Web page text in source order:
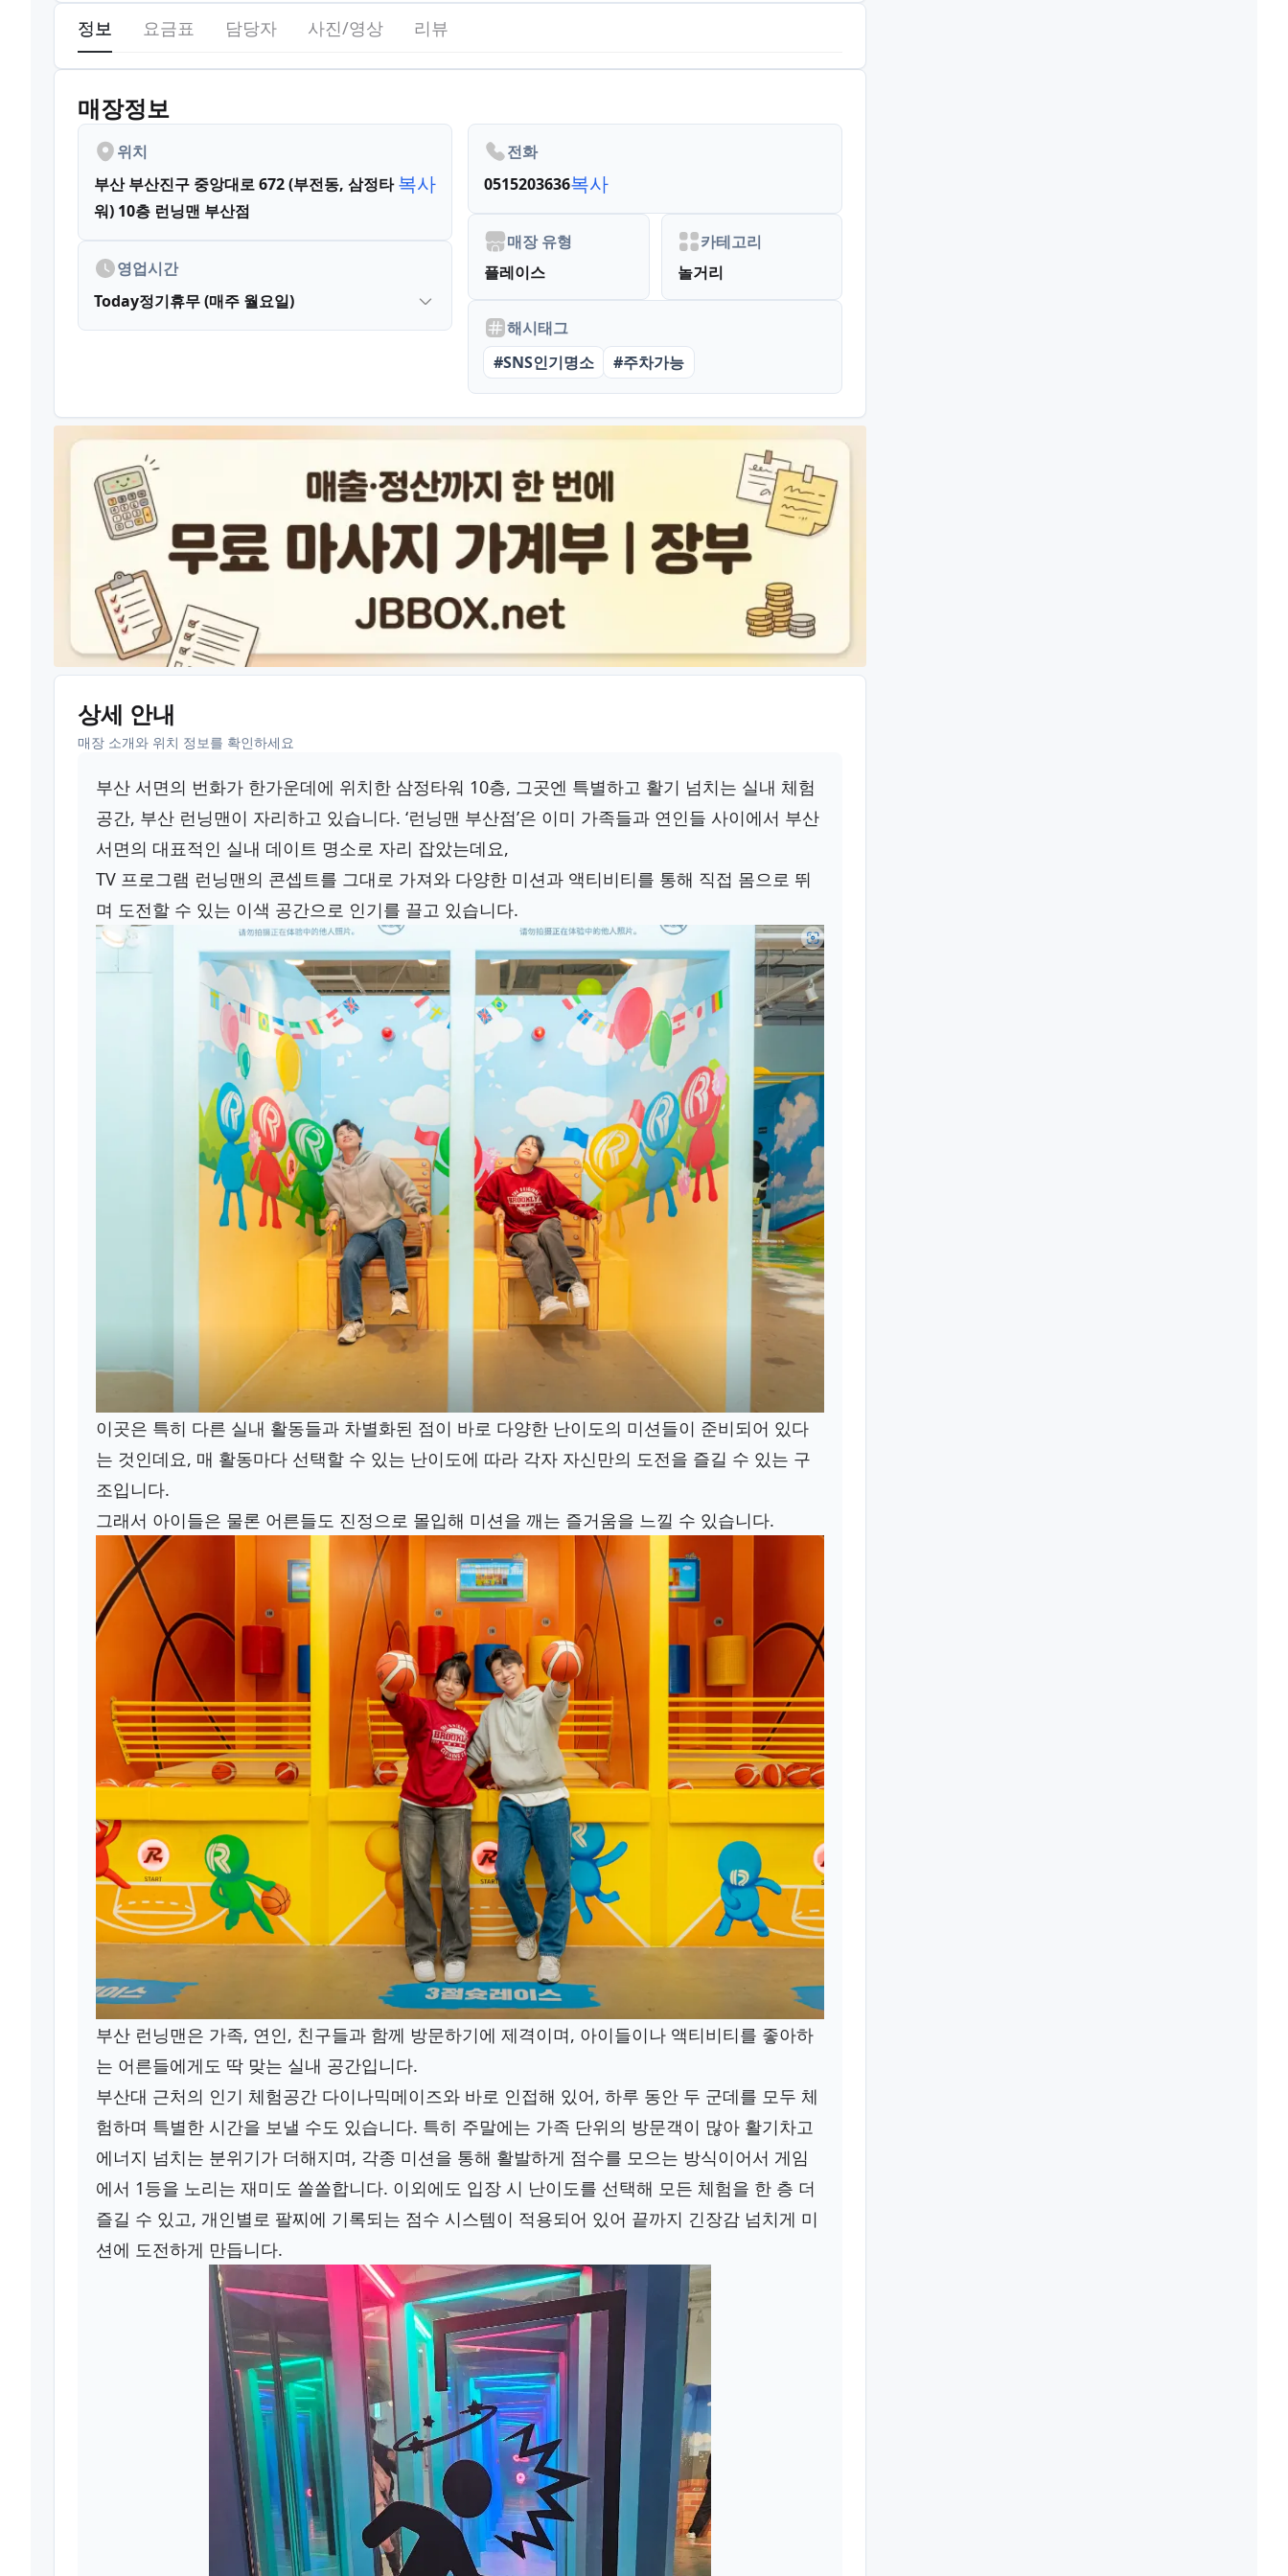
정보 요금표 담당자 사진/영상 리뷰
매장정보
위치
부산 부산진구 중앙대로 672 (부전동, 삼정타
워) 10층 런닝맨 부산점
복사
영업시간
Today정기휴무 (매주 월요일)
전화
0515203636복사
매장 유형
플레이스
카테고리
놀거리
해시태그
#SNS인기명소 #주차가능
상세 안내
매장 소개와 위치 정보를 확인하세요
부산 서면의 번화가 한가운데에 위치한 삼정타워 10층, 그곳엔 특별하고 활기 넘치는 실내 체험
공간, 부산 런닝맨이 자리하고 있습니다. ‘런닝맨 부산점’은 이미 가족들과 연인들 사이에서 부산
서면의 대표적인 실내 데이트 명소로 자리 잡았는데요,
TV 프로그램 런닝맨의 콘셉트를 그대로 가져와 다양한 미션과 액티비티를 통해 직접 몸으로 뛰
며 도전할 수 있는 이색 공간으로 인기를 끌고 있습니다.
이곳은 특히 다른 실내 활동들과 차별화된 점이 바로 다양한 난이도의 미션들이 준비되어 있다
는 것인데요, 매 활동마다 선택할 수 있는 난이도에 따라 각자 자신만의 도전을 즐길 수 있는 구
조입니다.
그래서 아이들은 물론 어른들도 진정으로 몰입해 미션을 깨는 즐거움을 느낄 수 있습니다.
부산 런닝맨은 가족, 연인, 친구들과 함께 방문하기에 제격이며, 아이들이나 액티비티를 좋아하
는 어른들에게도 딱 맞는 실내 공간입니다.
부산대 근처의 인기 체험공간 다이나믹메이즈와 바로 인접해 있어, 하루 동안 두 군데를 모두 체
험하며 특별한 시간을 보낼 수도 있습니다. 특히 주말에는 가족 단위의 방문객이 많아 활기차고
에너지 넘치는 분위기가 더해지며, 각종 미션을 통해 활발하게 점수를 모으는 방식이어서 게임
에서 1등을 노리는 재미도 쏠쏠합니다. 이외에도 입장 시 난이도를 선택해 모든 체험을 한 층 더
즐길 수 있고, 개인별로 팔찌에 기록되는 점수 시스템이 적용되어 있어 끝까지 긴장감 넘치게 미
션에 도전하게 만듭니다.